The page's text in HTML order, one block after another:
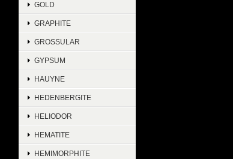
GOLD
GRAPHITE
GROSSULAR
GYPSUM
HAUYNE
HEDENBERGITE
HELIODOR
HEMATITE
HEMIMORPHITE